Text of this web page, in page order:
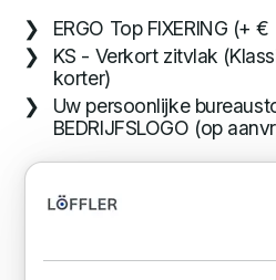
ERGO Top FIXERING (+
KS - Verkort zitvlak
korter)
Uw persoonlijke
BEDRIJFSLOGO (op